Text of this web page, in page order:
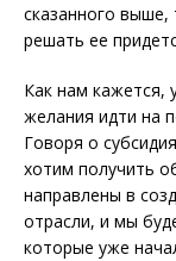
сказанного выше,
решать ее
Как нам кажется,
желания идти на
Говоря о
хотим получить
направлены в
отрасли, и мы
которые уже